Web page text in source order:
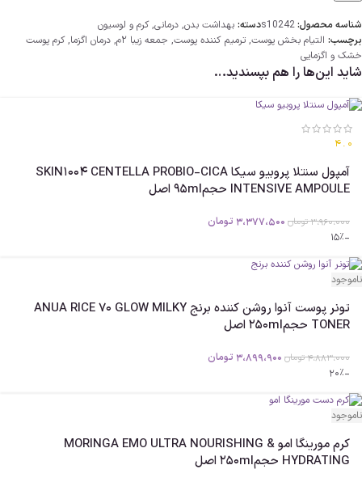
شناسه محصول:s10242دسته: بهداشت بدن, درمانی, کرم و لوسیون
برچسب: التیام بخش پوست, ترمیم کننده پوست, جمعه زیبا 2م , درمان اگزما, کرم پوست
خشک و اگزمایی
شاید این‌ها را هم بپسندید…
4.0
آمپول سنتلا پروبیو سیکا SKIN1004 CENTELLA PROBIO-CICA
INTENSIVE AMPOULE حجم95ml اصل
3،960،000تومان 3،377،500 تومان
-15%
ناموجود
تونر پوست آنوا روشن کننده برنج ANUA RICE 70 GLOW MILKY
TONER حجم250ml اصل
4،883،000تومان 3،899،900 تومان
-20%
ناموجود
کرم مورینگا امو MORINGA EMO ULTRA NOURISHING &
HYDRATING حجم250ml اصل